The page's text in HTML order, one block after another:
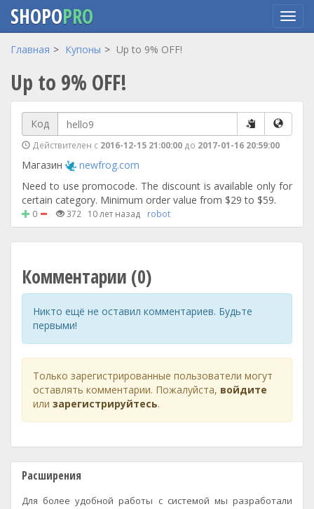
Перейти
основному
содержанию
SHOPOPRO
Главная Купоны Up to 9% OFF!
Up to 9% OFF!
Код
Действителен с 2016-12-15 21:00:00 до 2017-01-16 20:59:00
Магазин
newfrog.com
Need to use promocode. The discount is available only for
certain category. Minimum order value from $29 to $59.
0 372 10 лет назад robot
Комментарии (0)
Никто ещё не оставил комментариев. Будьте
первыми!
Только зарегистрированные пользователи могут
оставлять комментарии. Пожалуйста, войдите
или зарегистрируйтесь.
Расширения
Для более удобной работы с системой мы разработали